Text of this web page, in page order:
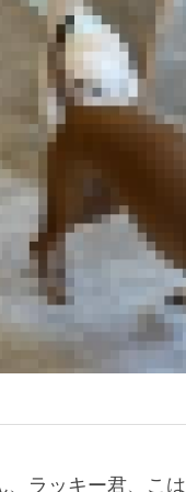
、ラッキー君、こは